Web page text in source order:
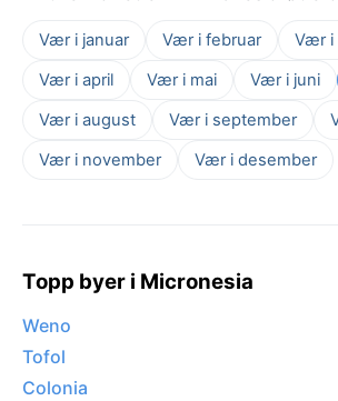
Vær i januar Vær i februar
Vær i
Vær i april
Vær i mai Vær i juni
Vær i august
Vær i september
Vær i november
Vær i desember
Topp byer i Micronesia
Weno
Tofol
Colonia